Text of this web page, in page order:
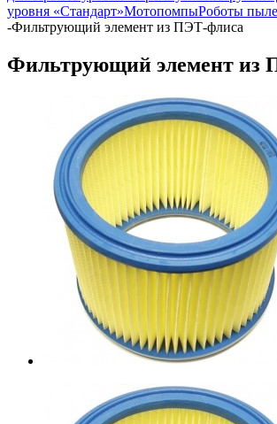
уровня «Стандарт»МотопомпыРоботы
-Фильтрующий элемент из ПЭТ-флиса
Фильтрующий элемент из